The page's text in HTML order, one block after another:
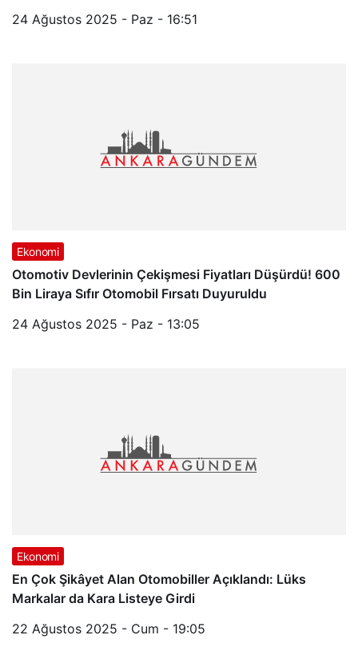
24 Ağustos 2025 - Paz - 16:51
Ekonomi
Otomotiv Devlerinin Çekişmesi Fiyatları Düşürdü! 600
Bin Liraya Sıfır Otomobil Fırsatı Duyuruldu
24 Ağustos 2025 - Paz - 13:05
Ekonomi
En Çok Şikâyet Alan Otomobiller Açıklandı: Lüks
Markalar da Kara Listeye Girdi
22 Ağustos 2025 - Cum - 19:05